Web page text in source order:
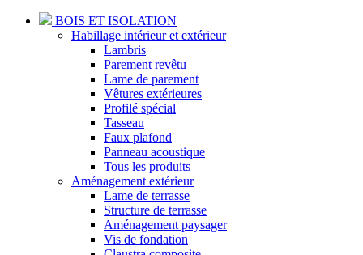
BOIS ET ISOLATION
Habillage intérieur et extérieur
Lambris
Parement revêtu
Lame de parement
Vêtures extérieures
Profilé spécial
Tasseau
Faux plafond
Panneau acoustique
Tous les produits
Aménagement extérieur
Lame de terrasse
Structure de terrasse
Aménagement paysager
Vis de fondation